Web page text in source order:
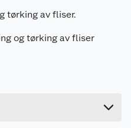
tørking av fliser.
og tørking av fliser
5708604400299
6102424704